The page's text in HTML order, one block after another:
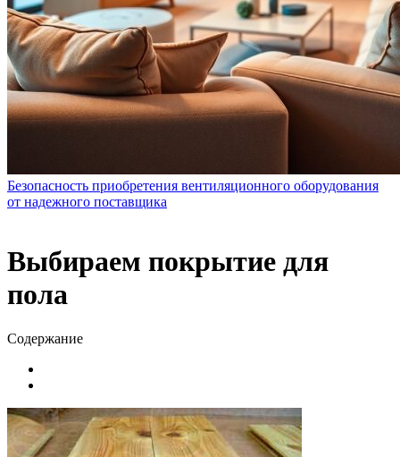
Безопасность приобретения вентиляционного оборудования
от надежного поставщика
Выбираем покрытие для
пола
Содержание